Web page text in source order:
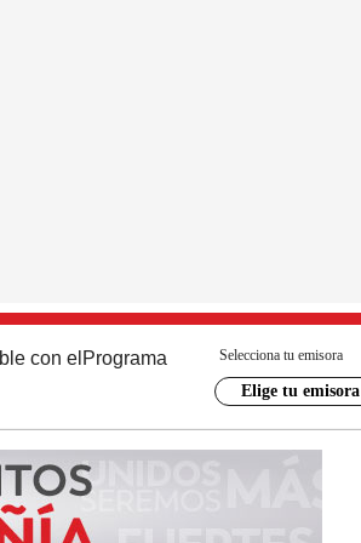
con el Programa Selecciona tu emisora
Elige tu emisora